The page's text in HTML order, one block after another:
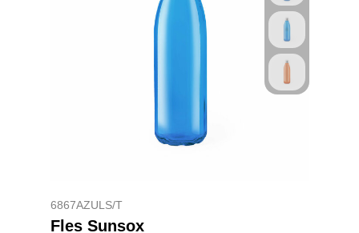
6867AZULS/T
Fles Sunsox